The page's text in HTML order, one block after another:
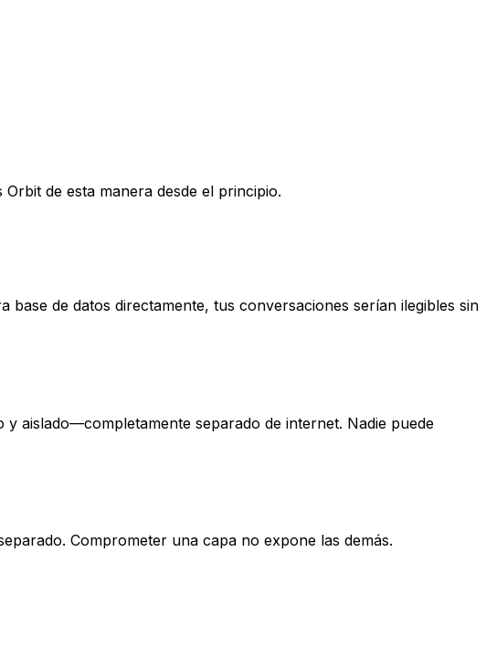
de esta manera desde el principio.
base de datos directamente, tus conversaciones serían ilegibles sin
aislado—completamente separado de internet. Nadie puede
Comprometer una capa no expone las demás.